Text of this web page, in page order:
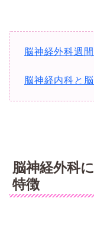
脳神経外科週
脳神経内科と
脳神経外科
特徴